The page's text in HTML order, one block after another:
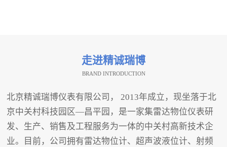
走进精诚瑞博
BRAND INTRODUCTION
北京精诚瑞博仪表有限公司， 2013年成立，现坐落于北
京中关村科技园区—昌平园，是一家集雷达物位仪表研
发、生产、销售及工程服务为一体的中关村高新技术企
业。目前，公司拥有雷达物位计、超声波液位计、射频